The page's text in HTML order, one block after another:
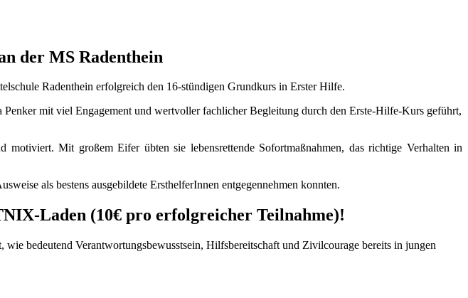
der MS Radenthein
Radenthein erfolgreich den 16-stündigen Grundkurs in Erster Hilfe.
mit viel Engagement und wertvoller fachlicher Begleitung durch den Erste-Hilfe-Kurs geführt,
Mit großem Eifer übten sie lebensrettende Sofortmaßnahmen, das richtige Verhalten in
als bestens ausgebildete ErsthelferInnen entgegennehmen konnten.
Laden (10€ pro erfolgreicher Teilnahme)!
bedeutend Verantwortungsbewusstsein, Hilfsbereitschaft und Zivilcourage bereits in jungen